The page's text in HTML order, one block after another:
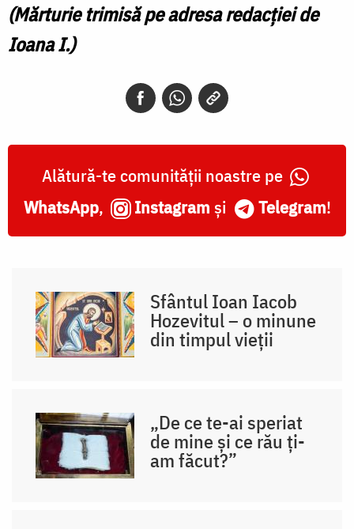
(Mărturie trimisă pe adresa redacției de
Ioana I.)
Alătură-te comunității noastre pe
WhatsApp, Instagram și Telegram!
Sfântul Ioan Iacob
Hozevitul – o minune
din timpul vieții
„De ce te-ai speriat
de mine și ce rău ți-
am făcut?”